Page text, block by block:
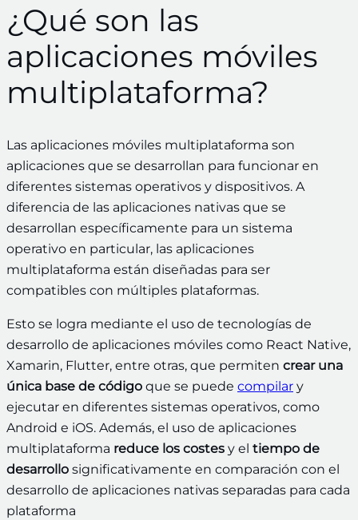
¿Qué son las
aplicaciones móviles
multiplataforma?
Las aplicaciones móviles multiplataforma son
aplicaciones que se desarrollan para funcionar en
diferentes sistemas operativos y dispositivos. A
diferencia de las aplicaciones nativas que se
desarrollan específicamente para un sistema
operativo en particular, las aplicaciones
multiplataforma están diseñadas para ser
compatibles con múltiples plataformas.
Esto se logra mediante el uso de tecnologías de
desarrollo de aplicaciones móviles como React Native,
Xamarin, Flutter, entre otras, que permiten crear una
única base de código que se puede compilar y
ejecutar en diferentes sistemas operativos, como
Android e iOS. Además, el uso de aplicaciones
multiplataforma reduce los costes y el tiempo de
desarrollo significativamente en comparación con el
desarrollo de aplicaciones nativas separadas para cada
plataforma